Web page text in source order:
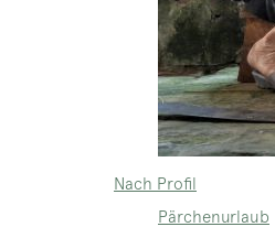
Nach Profil
Pärchenurlaub